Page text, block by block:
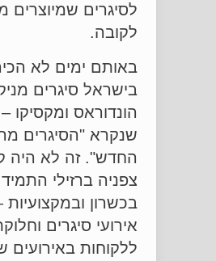
לסיגרים שמיוצרים
לקובה.
באותם ימים לא
בישראל סיגרים
הונדוראס ומקסיקו
שנקרא "הסיגרים
החדש". זה לא היה
צפניה ברזילי
בכשרון ובמקצועיות
אירועי סיגרים
ללקוחות באירועים